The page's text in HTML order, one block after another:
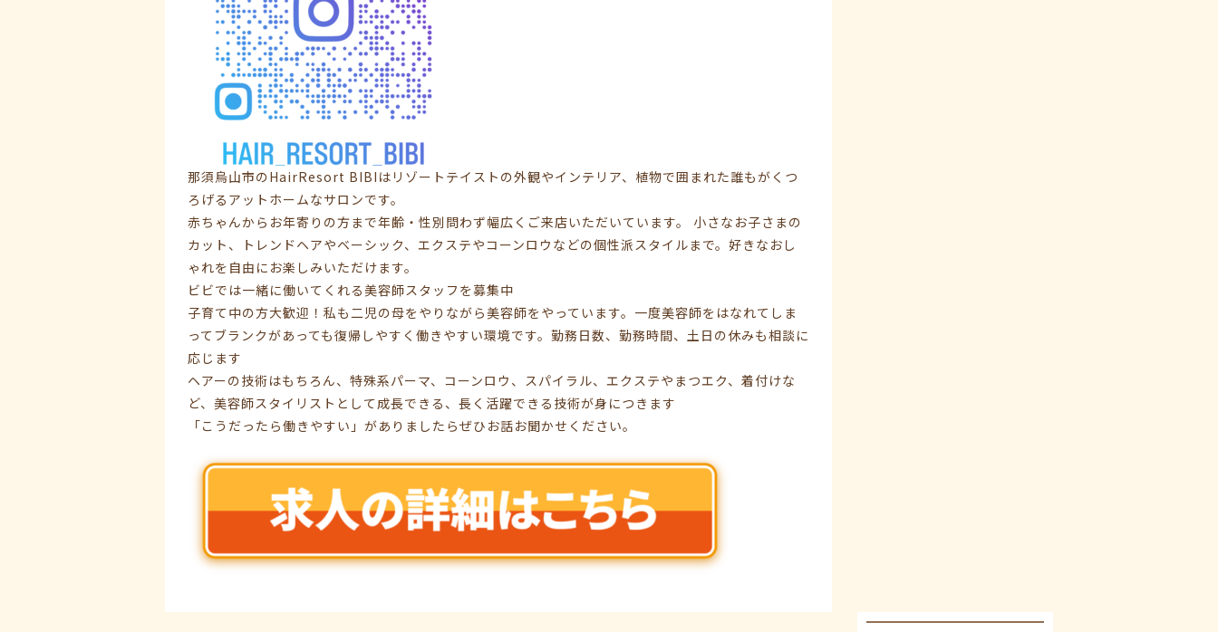
那須烏山市のHairResort BIBIはリゾートテイストの外観やインテリア、植物で囲まれた誰もがくつ
ろげるアットホームなサロンです。
赤ちゃんからお年寄りの方まで年齢・性別問わず幅広くご来店いただいています。 小さなお子さまの
カット、トレンドヘアやベーシック、エクステやコーンロウなどの個性派スタイルまで。好きなおし
ゃれを自由にお楽しみいただけます。
ビビでは一緒に働いてくれる美容師スタッフを募集中
子育て中の方大歓迎！私も二児の母をやりながら美容師をやっています。一度美容師をはなれてしま
ってブランクがあっても復帰しやすく働きやすい環境です。勤務日数、勤務時間、土日の休みも相談に
応じます
ヘアーの技術はもちろん、特殊系パーマ、コーンロウ、スパイラル、エクステやまつエク、着付けな
ど、美容師スタイリストとして成長できる、長く活躍できる技術が身につきます
「こうだったら働きやすい」がありましたらぜひお話お聞かせください。